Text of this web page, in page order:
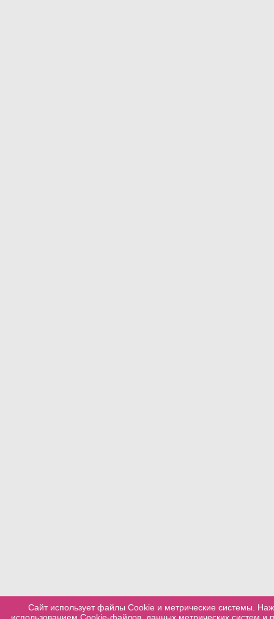
Сайт использует файлы Cookie и метрические системы.